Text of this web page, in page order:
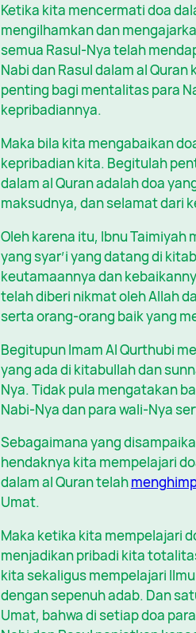
Ketika kita mencermati doa
mengilhamkan dan
semua Rasul-Nya telah
Nabi dan Rasul dalam al
penting bagi mentalitas para
kepribadiannya.
Maka bila kita mengabaikan
kepribadian kita. Begitulah
dalam al Quran adalah doa
maksudnya, dan selamat dari
Oleh karena itu, Ibnu
yang syar’i yang datang di
keutamaannya dan
telah diberi nikmat oleh Allah
serta orang-orang baik yang
Begitupun Imam Al Qurthubi
yang ada di kitabullah dan
Nya. Tidak pula mengatakan
Nabi-Nya dan para wali-Nya
Sebagaimana yang
hendaknya kita mempelajari
dalam al Quran telah
Umat.
Maka ketika kita mempelajari
menjadikan pribadi kita
kita sekaligus mempelajari
dengan sepenuh adab. Dan
Umat, bahwa di setiap doa